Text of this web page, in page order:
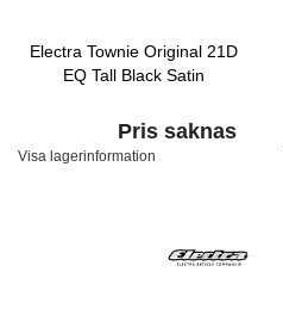
Electra Townie Original 21D
EQ Tall Black Satin
Pris saknas
Visa lagerinformation